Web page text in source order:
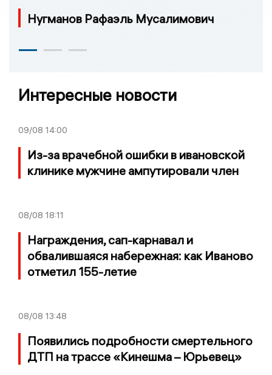
Нугманов Рафаэль Мусалимович
Интересные новости
09/08 14:00
Из-за врачебной ошибки в ивановской
клинике мужчине ампутировали член
08/08 18:11
Награждения, сап-карнавал и
обвалившаяся набережная: как Иваново
отметил 155-летие
08/08 13:48
Появились подробности смертельного
ДТП на трассе «Кинешма – Юрьевец»